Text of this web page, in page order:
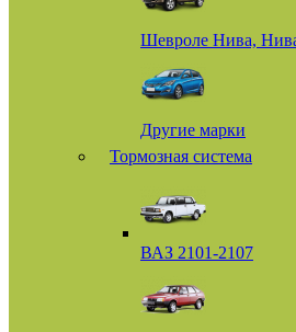
Шевроле Нива,
Другие марки
Тормозная система
ВАЗ 2101-2107